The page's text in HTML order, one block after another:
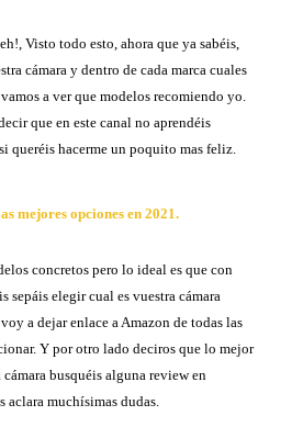
Visto todo esto, ahora que ya sabéis,
cámara y dentro de cada marca cuales
a ver que modelos recomiendo yo.
que en este canal no aprendéis
queréis hacerme un poquito mas feliz.
mejores opciones en 2021.
concretos pero lo ideal es que con
sepáis elegir cual es vuestra cámara
a dejar enlace a Amazon de todas las
Y por otro lado deciros que lo mejor
cámara busquéis alguna review en
aclara muchísimas dudas.